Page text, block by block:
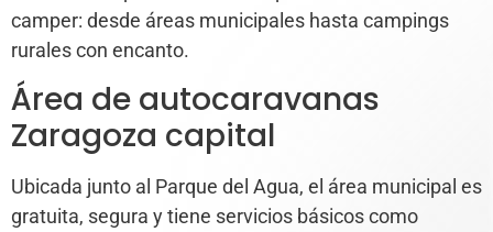
camper: desde áreas municipales hasta campings
rurales con encanto.
Área de autocaravanas
Zaragoza capital
Ubicada junto al Parque del Agua, el área municipal es
gratuita, segura y tiene servicios básicos como